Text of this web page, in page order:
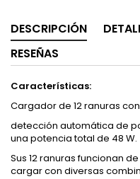
DESCRIPCIÓN
RESEÑAS
Características:
Cargador de 12 ranuras con
detección automática de
una potencia total de 48 W.
Sus 12 ranuras funcionan
cargar con diversas